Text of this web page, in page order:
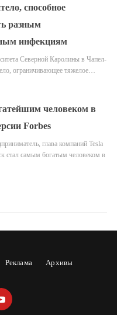
способное
разным
инфекциям
Северной Каролины в Чапел-
ограничивающее тяжелое…
человеком в
Forbes
глава компаний Tesla
стал самым богатым человеком в
Реклама Архивы